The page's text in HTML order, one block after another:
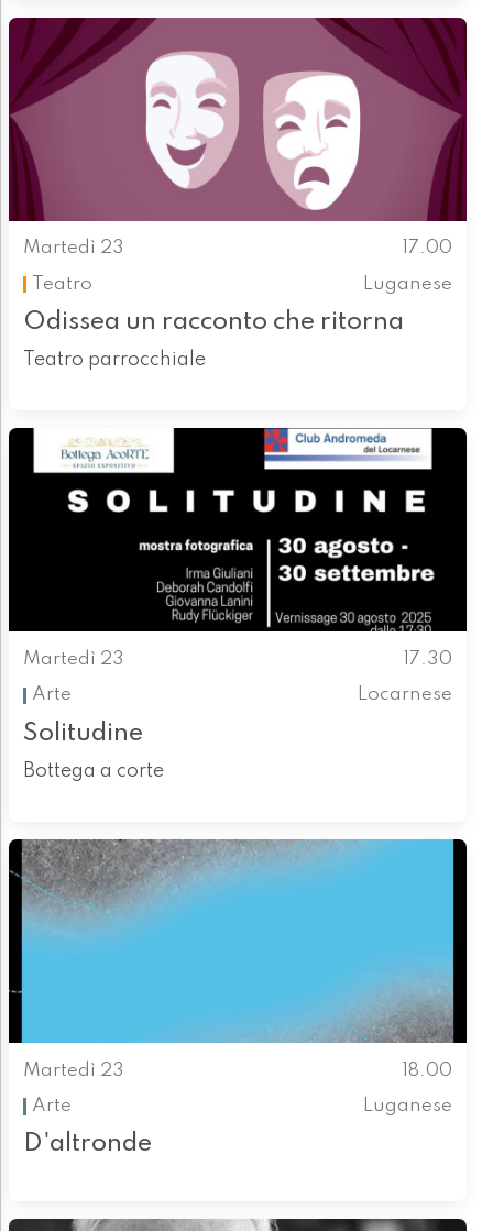
Martedì 23
17.00
Teatro
Luganese
Odissea un racconto che ritorna
Teatro parrocchiale
Martedì 23
17.30
Arte
Locarnese
Solitudine
Bottega a corte
Martedì 23
18.00
Arte
Luganese
D'altronde